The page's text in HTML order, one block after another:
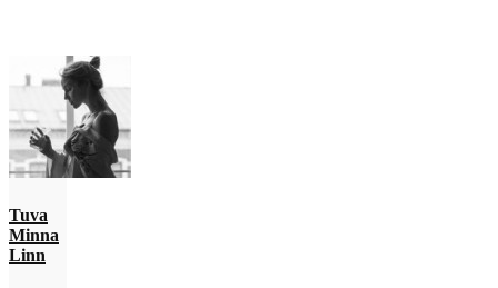
Tuva
Minna
Linn